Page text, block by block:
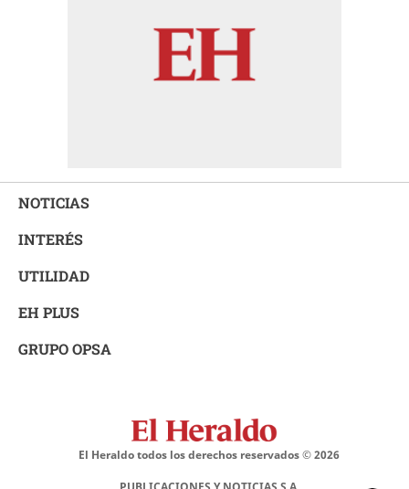
NOTICIAS
INTERÉS
UTILIDAD
EH PLUS
GRUPO OPSA
El Heraldo todos los derechos reservados ©2026